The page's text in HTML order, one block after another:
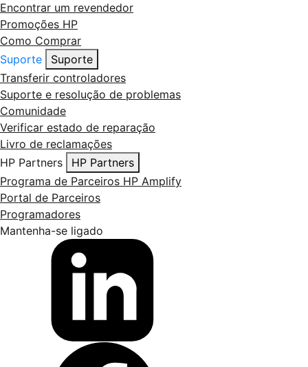
Encontrar um revendedor
Promoções HP
Como Comprar
Suporte
Suporte
Transferir controladores
Suporte e resolução de problemas
Comunidade
Verificar estado de reparação
Livro de reclamações
HP Partners
HP Partners
Programa de Parceiros HP Amplify
Portal de Parceiros
Programadores
Mantenha-se ligado